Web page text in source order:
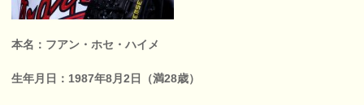
本名：フアン・ホセ・ハイメ
生年月日：1987年8月2日（満28歳）